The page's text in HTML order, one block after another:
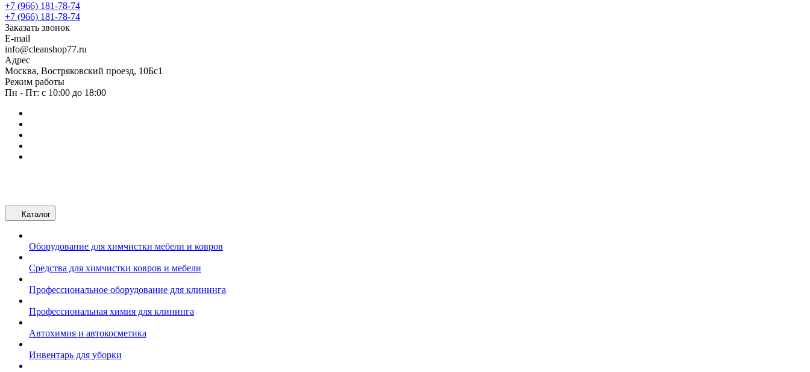
+7 (966) 181-78-74
+7 (966) 181-78-74
Заказать звонок
E-mail
info@cleanshop77.ru
Адрес
Москва, Востряковский проезд, 10Бс1
Режим работы
Пн - Пт: с 10:00 до 18:00
Каталог
Оборудование для химчистки мебели и ковров
Средства для химчистки ковров и мебели
Профессиональное оборудование для клининга
Профессиональная химия для клининга
Автохимия и автокосметика
Инвентарь для уборки